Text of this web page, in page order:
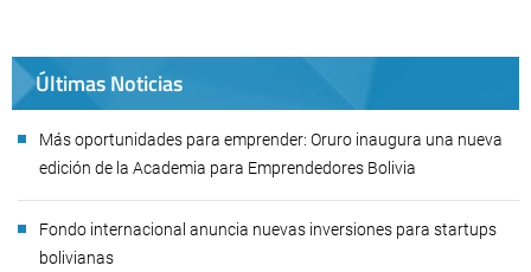
Últimas Noticias
Más oportunidades para emprender: Oruro inaugura una nueva
edición de la Academia para Emprendedores Bolivia
Fondo internacional anuncia nuevas inversiones para startups
bolivianas